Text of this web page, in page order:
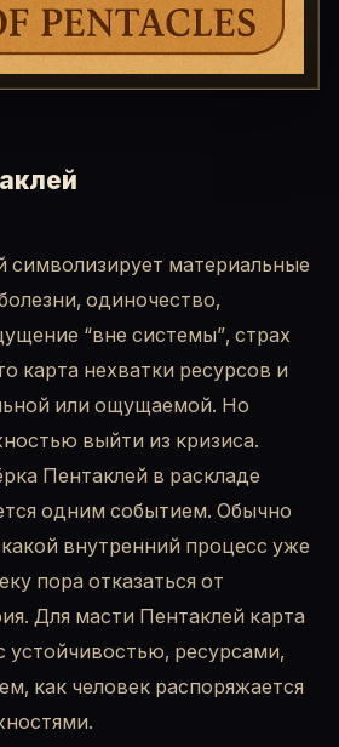
символизирует материальные
одиночество,
“вне системы”, страх
карта нехватки ресурсов и
или ощущаемой. Но
выйти из кризиса.
Пентаклей в раскладе
одним событием. Обычно
внутренний процесс уже
пора отказаться от
Для масти Пентаклей карта
устойчивостью, ресурсами,
как человек распоряжается